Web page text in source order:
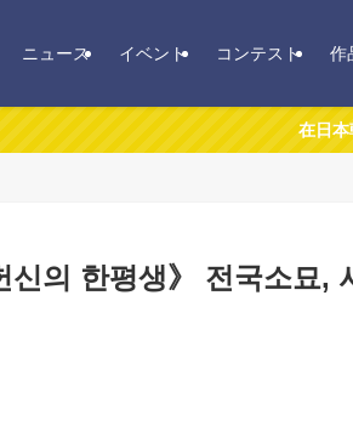
ニュース イベント コンテスト 作
在日本朝鮮文学
신의 한평생》 전국소묘,